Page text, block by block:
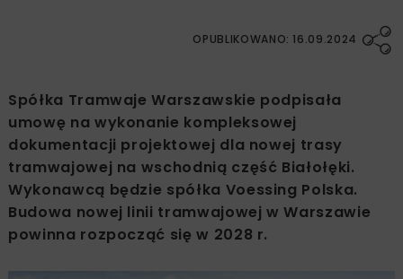
OPUBLIKOWANO: 16.09.2024
Spółka Tramwaje Warszawskie podpisała
umowę na wykonanie kompleksowej
dokumentacji projektowej dla nowej trasy
tramwajowej na wschodnią część Białołęki.
Wykonawcą będzie spółka Voessing Polska.
Budowa nowej linii tramwajowej w Warszawie
powinna rozpocząć się w 2028 r.